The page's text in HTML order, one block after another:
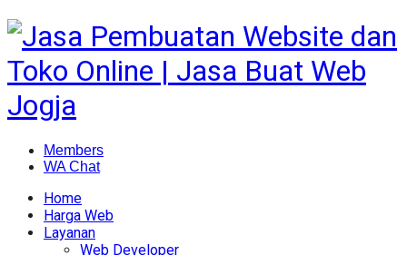
Members
WA Chat
Home
Harga Web
Layanan
Web Developer